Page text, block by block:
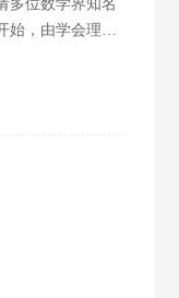
多位数学界知名
始，由学会理事